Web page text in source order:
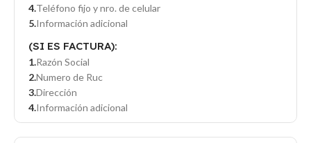
Teléfono fijo y nro. de celular
Información adicional
(SI ES FACTURA):
Razón Social
Numero de Ruc
Dirección
Información adicional